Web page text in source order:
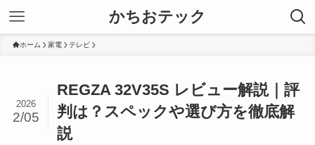
かちおテック
ホーム 家電 テレビ
REGZA 32V35S レビュー解説｜評
判は？スペックや選び方を徹底解
説
2026
2/05